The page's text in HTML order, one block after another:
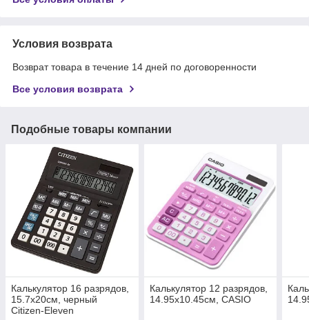
Условия возврата
Возврат товара в течение 14 дней по договоренности
Все условия возврата
Подобные товары компании
Калькулятор 16 разрядов,
15.7x20см, черный
Citizen-Eleven
Калькулятор 12 разрядов,
14.95x10.45см, CASIO